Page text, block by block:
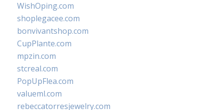
WishOping.com
shoplegacee.com
bonvivantshop.com
CupPlante.com
mpzin.com
stcreal.com
PopUpFlea.com
valueml.com
rebeccatorresjewelry.com